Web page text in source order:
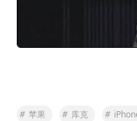
# 苹果 # 库克 #